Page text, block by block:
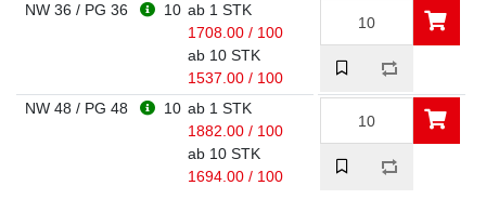
NW 36 / PG 36
10 ab 1 STK
1708.00 / 100
ab 10 STK
1537.00 / 100
NW 48 / PG 48
10 ab 1 STK
1882.00 / 100
ab 10 STK
1694.00 / 100